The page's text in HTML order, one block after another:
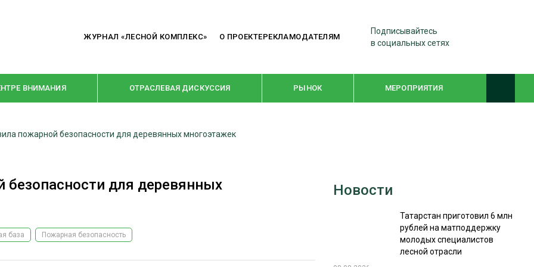
ЖУРНАЛ «ЛЕСНОЙ КОМПЛЕКС» О ПРОЕКТЕРЕКЛАМОДАТЕЛЯМ
Подписывайтесь
в социальных сетях
ВНИМАНИЯ ОТРАСЛЕВАЯ ДИСКУССИЯ РЫНОК МЕРОПРИЯТИЯ
РУБРИКИ
КРУПНЫМ ПЛАНОМ WOODEX-2021
СУШКА ДРЕВЕСИНЫ
пожарной безопасности для деревянных многоэтажек
безопасности для деревянных
база Пожарная безопасность
Новости
Татарстан приготовил 6 млн
рублей на матподдержку
молодых специалистов
лесной отрасли